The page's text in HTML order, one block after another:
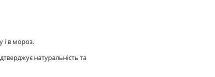
і в мороз.
натуральність та